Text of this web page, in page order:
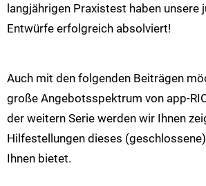
langjährigen Praxistest haben unsere
Entwürfe erfolgreich absolviert!
Auch mit den folgenden Beiträgen
große Angebotsspektrum von app-
der weitern Serie werden wir Ihnen
Hilfestellungen dieses
Ihnen bietet.